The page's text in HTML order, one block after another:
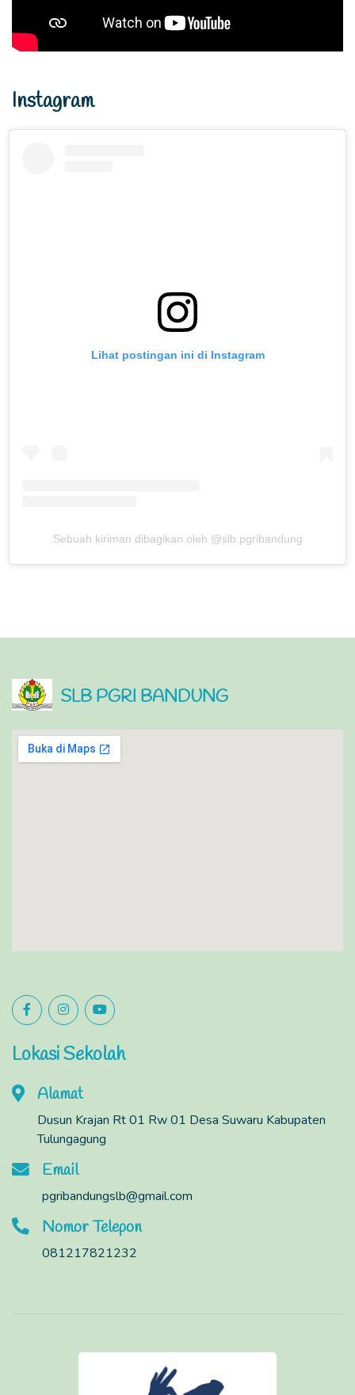
Instagram
Lihat postingan ini di Instagram
Sebuah kiriman dibagikan oleh @slb.pgribandung
SLB PGRI BANDUNG
Lokasi Sekolah
Alamat
Dusun Krajan Rt 01 Rw 01 Desa Suwaru Kabupaten
Tulungagung
Email
pgribandungslb@gmail.com
Nomor Telepon
081217821232